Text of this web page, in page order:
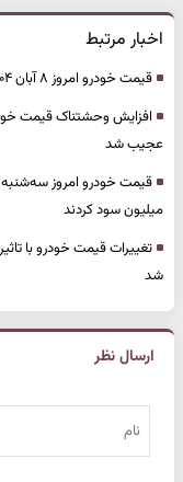
اخبار مرتبط
قیمت خودرو امروز ۸ آبان ۱۴۰۴ | تارا و شاهین ۷ میلیون تومان گران شدند
عجیب شد
میلیون سود کردند
شد
ارسال نظر